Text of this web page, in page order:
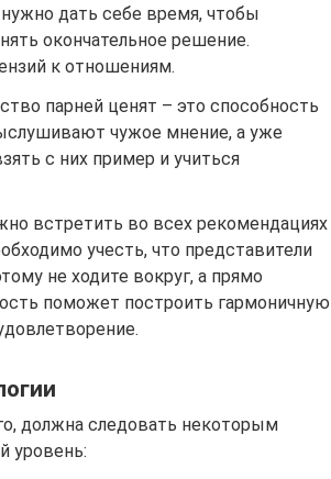
дать себе время, чтобы
окончательное решение.
к отношениям.
парней ценят – это способность
чужое мнение, а уже
с них пример и учиться
встретить во всех рекомендациях
учесть, что представители
не ходите вокруг, а прямо
поможет построить гармоничную
должна следовать некоторым
уровень: